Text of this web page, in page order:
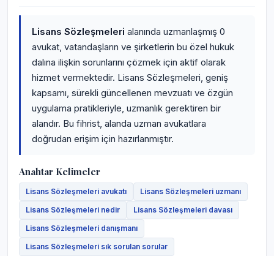
Lisans Sözleşmeleri alanında uzmanlaşmış 0
avukat, vatandaşların ve şirketlerin bu özel hukuk
dalına ilişkin sorunlarını çözmek için aktif olarak
hizmet vermektedir. Lisans Sözleşmeleri, geniş
kapsamı, sürekli güncellenen mevzuatı ve özgün
uygulama pratikleriyle, uzmanlık gerektiren bir
alandır. Bu fihrist, alanda uzman avukatlara
doğrudan erişim için hazırlanmıştır.
Anahtar Kelimeler
Lisans Sözleşmeleri avukatı
Lisans Sözleşmeleri uzmanı
Lisans Sözleşmeleri nedir
Lisans Sözleşmeleri davası
Lisans Sözleşmeleri danışmanı
Lisans Sözleşmeleri sık sorulan sorular